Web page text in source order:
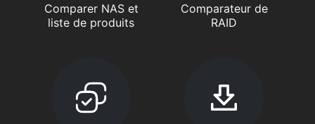
Comparer NAS et
liste de produits
Comparateur de
RAID